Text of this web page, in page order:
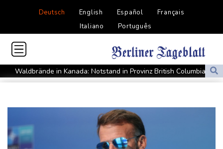
Deutsch English Español
Français
Italiano
Português
Waldbrände in Kanada: Notstand in Provinz British Columbia
ausgerufen
Im EM-Becken: Berkhahn sieht "nicht viele Medaillenchancen"
Waldbrand in Kanada: Notstand in British Columbia ausgerufen -